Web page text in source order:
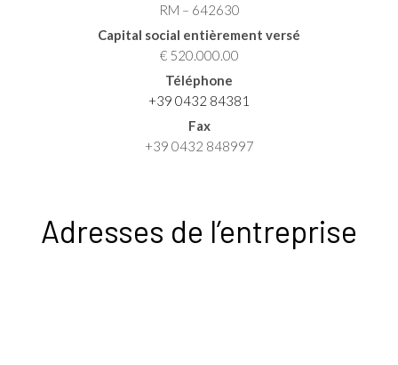
RM – 642630
Capital social entièrement versé
€ 520.000.00
Téléphone
+39 0432 84381
Fax
+39 0432 848997
Adresses de l’entreprise